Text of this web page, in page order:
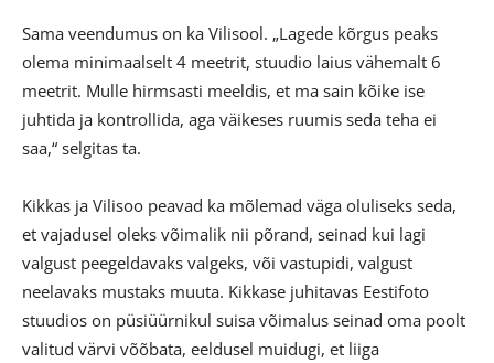
Sama veendumus on ka Vilisool. „Lagede kõrgus peaks
olema minimaalselt 4 meetrit, stuudio laius vähemalt 6
meetrit. Mulle hirmsasti meeldis, et ma sain kõike ise
juhtida ja kontrollida, aga väikeses ruumis seda teha ei
saa,“ selgitas ta.
Kikkas ja Vilisoo peavad ka mõlemad väga oluliseks seda,
et vajadusel oleks võimalik nii põrand, seinad kui lagi
valgust peegeldavaks valgeks, või vastupidi, valgust
neelavaks mustaks muuta. Kikkase juhitavas Eestifoto
stuudios on püsiüürnikul suisa võimalus seinad oma poolt
valitud värvi võõbata, eeldusel muidugi, et liiga